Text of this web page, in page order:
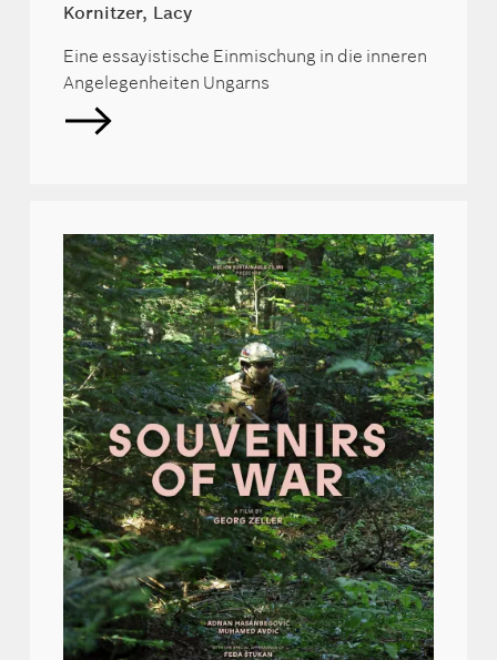
Kornitzer, Lacy
Eine essayistische Einmischung in die inneren
Angelegenheiten Ungarns